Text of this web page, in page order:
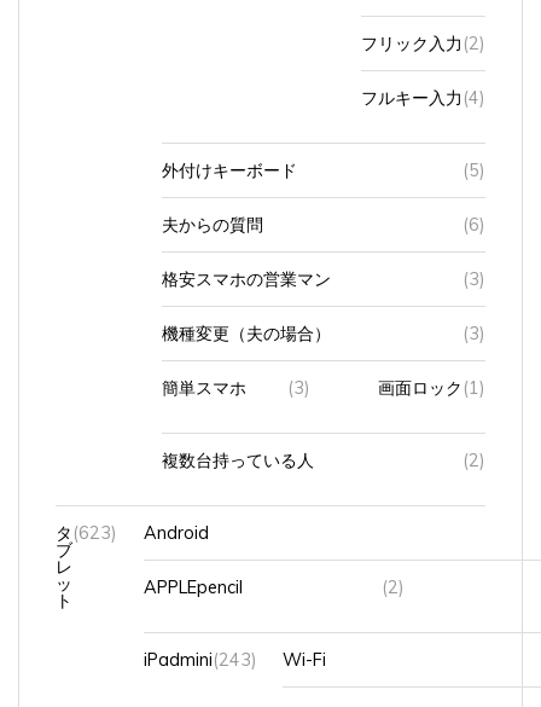
フリック入力 (2)
フルキー入力 (4)
外付けキーボード (5)
夫からの質問 (6)
格安スマホの営業マン (3)
機種変更（夫の場合） (3)
簡単スマホ (3) 画面ロック (1)
複数台持っている人 (2)
タ
ブ
レ
ッ
ト
(623) Android
APPLEpencil (2)
iPadmini(243) Wi-Fi